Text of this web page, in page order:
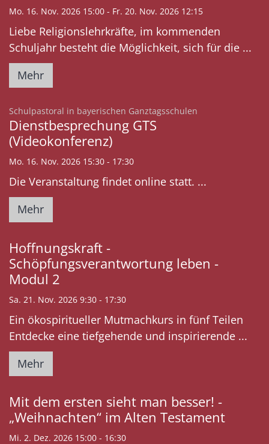
Mo. 16. Nov. 2026 15:00 - Fr. 20. Nov. 2026 12:15
Liebe Religionslehrkräfte, im kommenden
Schuljahr besteht die Möglichkeit, sich für die ...
Mehr
Schulpastoral in bayerischen Ganztagsschulen
Dienstbesprechung GTS
(Videokonferenz)
Mo. 16. Nov. 2026 15:30 - 17:30
Die Veranstaltung findet online statt. ...
Mehr
Hoffnungskraft -
Schöpfungsverantwortung leben -
Modul 2
Sa. 21. Nov. 2026 9:30 - 17:30
Ein ökospiritueller Mutmachkurs in fünf Teilen
Entdecke eine tiefgehende und inspirierende ...
Mehr
Mit dem ersten sieht man besser! -
„Weihnachten“ im Alten Testament
Mi. 2. Dez. 2026 15:00 - 16:30